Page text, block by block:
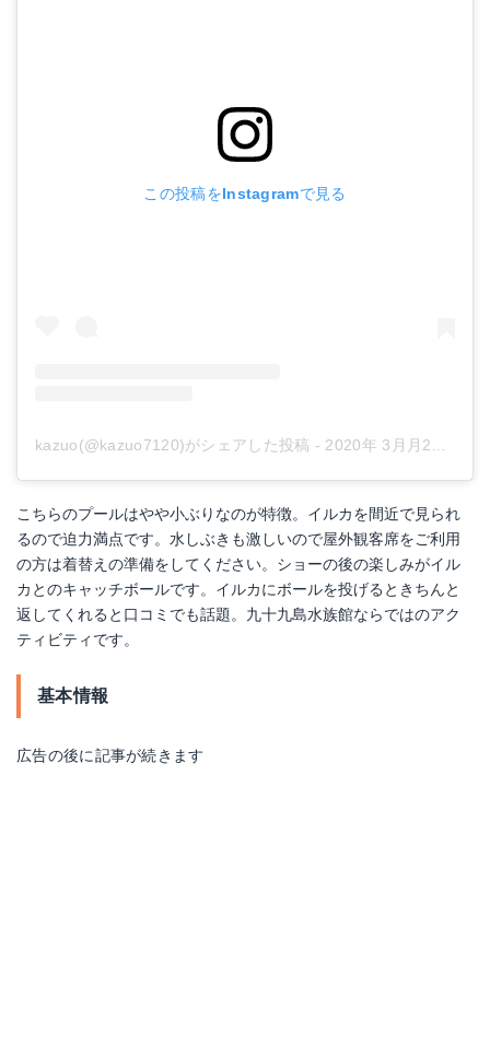
この投稿をInstagramで見る
kazuo(@kazuo7120)がシェアした投稿 - 2020年 3月月2日午後3時40分PST
こちらのプールはやや小ぶりなのが特徴。イルカを間近で見られ
るので迫力満点です。水しぶきも激しいので屋外観客席をご利用
の方は着替えの準備をしてください。ショーの後の楽しみがイル
カとのキャッチボールです。イルカにボールを投げるときちんと
返してくれると口コミでも話題。九十九島水族館ならではのアク
ティビティです。
基本情報
広告の後に記事が続きます